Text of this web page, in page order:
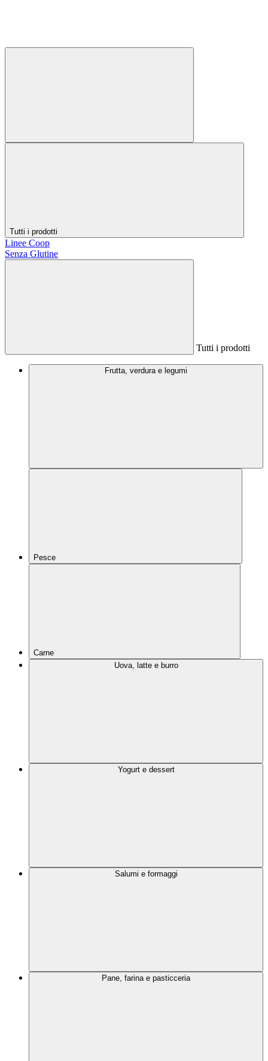
Tutti i prodotti
Linee Coop
Senza Glutine
Tutti i prodotti
Frutta, verdura e legumi
Pesce
Carne
Uova, latte e burro
Yogurt e dessert
Salumi e formaggi
Pane, farina e pasticceria